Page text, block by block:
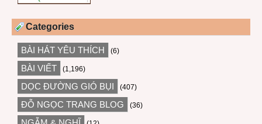
Categories
BÀI HÁT YÊU THÍCH (6)
BÀI VIẾT (1,196)
DỌC ĐƯỜNG GIÓ BỤI (407)
ĐỖ NGỌC TRANG BLOG (36)